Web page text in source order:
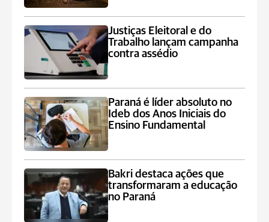
Justiças Eleitoral e do
Trabalho lançam campanha
contra assédio
Paraná é líder absoluto no
Ideb dos Anos Iniciais do
Ensino Fundamental
Bakri destaca ações que
transformaram a educação
no Paraná